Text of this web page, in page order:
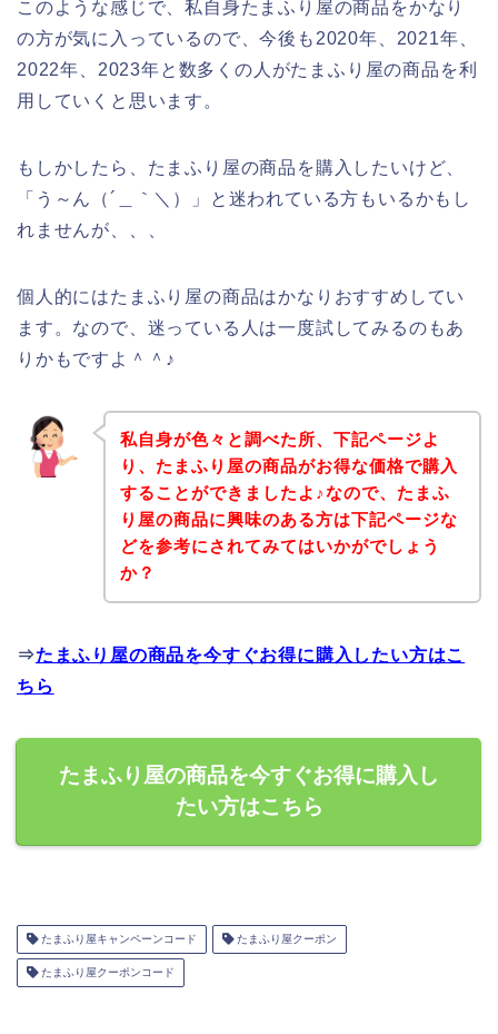
このような感じで、私自身たまふり屋の商品をかなり
の方が気に入っているので、今後も2020年、2021年、
2022年、2023年と数多くの人がたまふり屋の商品を利
用していくと思います。
もしかしたら、たまふり屋の商品を購入したいけど、
「う～ん（´＿｀＼）」と迷われている方もいるかもし
れませんが、、、
個人的にはたまふり屋の商品はかなりおすすめしてい
ます。なので、迷っている人は一度試してみるのもあ
りかもですよ＾＾♪
私自身が色々と調べた所、下記ページよ
り、たまふり屋の商品がお得な価格で購入
することができましたよ♪なので、たまふ
り屋の商品に興味のある方は下記ページな
どを参考にされてみてはいかがでしょう
か？
⇒たまふり屋の商品を今すぐお得に購入したい方はこ
ちら
たまふり屋の商品を今すぐお得に購入し
たい方はこちら
たまふり屋キャンペーンコード たまふり屋クーポン
たまふり屋クーポンコード